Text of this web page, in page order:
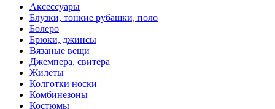
Аксессуары
Блузки, тонкие рубашки, поло
Болеро
Брюки, джинсы
Вязаные вещи
Джемпера, свитера
Жилеты
Колготки носки
Комбинезоны
Костюмы